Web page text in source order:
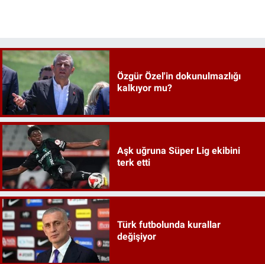
Özgür Özel'in dokunulmazlığı
kalkıyor mu?
Aşk uğruna Süper Lig ekibini
terk etti
Türk futbolunda kurallar
değişiyor